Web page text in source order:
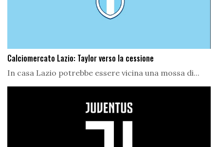
Calciomercato Lazio: Taylor verso la cessione
In casa Lazio potrebbe essere vicina una mossa di...